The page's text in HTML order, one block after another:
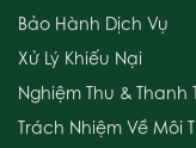
Bảo Hành Dịch Vụ
Xử Lý Khiếu Nại
Nghiệm Thu & Thanh
Trách Nhiệm Về Môi